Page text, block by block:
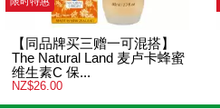
【同品牌买三赠一可混搭】
The Natural Land 麦卢卡蜂蜜
维生素C 保...
NZ$26.00